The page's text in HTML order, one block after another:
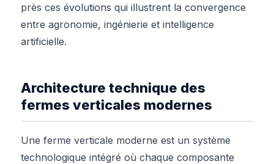
près ces évolutions qui illustrent la convergence
entre agronomie, ingénierie et intelligence
artificielle.
Architecture technique des
fermes verticales modernes
Une ferme verticale moderne est un système
technologique intégré où chaque composante